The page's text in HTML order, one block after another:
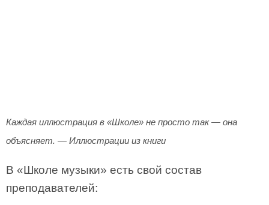
Каждая иллюстрация в «Школе» не просто так — она
объясняет. — Иллюстрации из книги
В «Школе музыки» есть свой состав
преподавателей: